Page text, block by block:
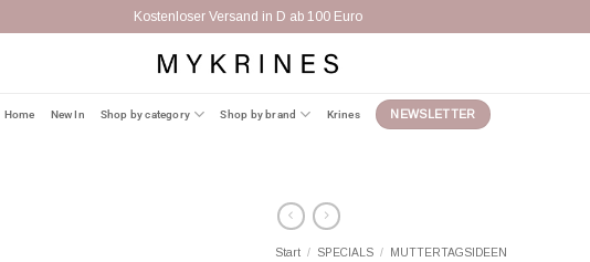
Kostenloser Versand in D ab 100 Euro
Home New In Shop by category Shop by brand Krines NEWSLETTER
Start / SPECIALS / MUTTERTAGSIDEEN